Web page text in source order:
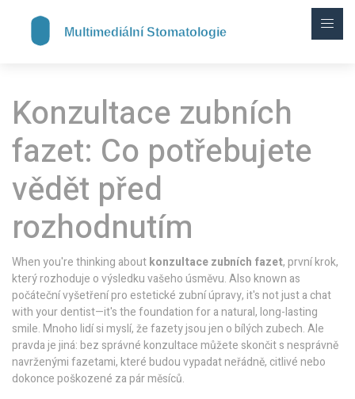
Konzultace zubních
fazet: Co potřebujete
vědět před
rozhodnutím
When you're thinking aboutkonzultace zubních fazet,první krok,
který rozhoduje o výsledku vašeho úsměvu. Also known as
počáteční vyšetření pro estetické zubní úpravy, it's not just a chat
with your dentist—it's the foundation for a natural, long-lasting
smile.Mnoho lidí si myslí, že fazety jsou jen o bílých zubech. Ale
pravda je jiná: bez správné konzultace můžete skončit s nesprávně
navrženými fazetami, které budou vypadat neřádně, citlivé nebo
dokonce poškozené za pár měsíců.